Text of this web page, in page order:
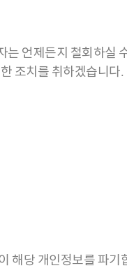
언제든지 철회하실
조치를 취하겠습니다
당 개인정보를 파